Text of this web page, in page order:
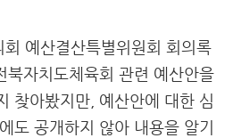
회 예산결산특별위원회 회의록
자치도체육회 관련 예산안을
찾아봤지만, 예산안에 대한 심
도 공개하지 않아 내용을 알기